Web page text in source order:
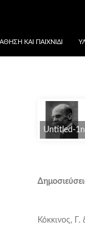
ΚΑΙ ΠΑΙΧΝΊΔΙ
Untitled-
Κόκκινος,